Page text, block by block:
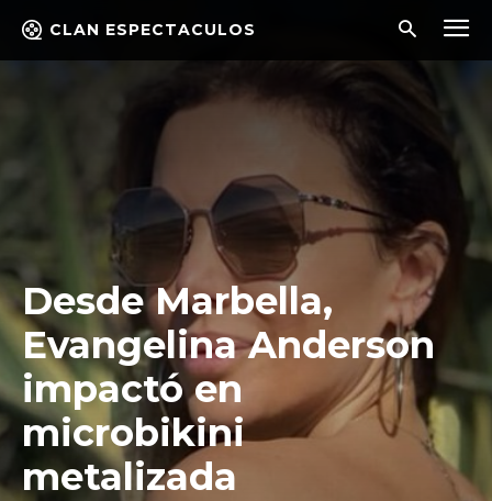
CLAN ESPECTACULOS
Desde Marbella,
Evangelina Anderson
impactó en
microbikini
metalizada